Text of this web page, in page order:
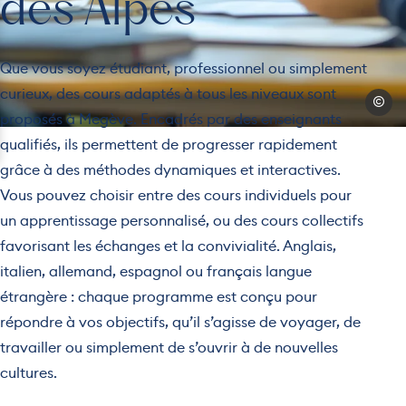
des Alpes
Que vous soyez étudiant, professionnel ou simplement
curieux, des cours adaptés à tous les niveaux sont
proposés à Megève. Encadrés par des enseignants
qualifiés, ils permettent de progresser rapidement
grâce à des méthodes dynamiques et interactives.
Vous pouvez choisir entre des cours individuels pour
un apprentissage personnalisé, ou des cours collectifs
favorisant les échanges et la convivialité. Anglais,
italien, allemand, espagnol ou français langue
étrangère : chaque programme est conçu pour
répondre à vos objectifs, qu’il s’agisse de voyager, de
travailler ou simplement de s’ouvrir à de nouvelles
cultures.